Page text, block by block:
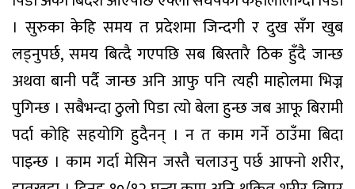
। सुरुका केहि समय त प्रदेशमा जिन्दगी र दुख सँग खुब
लड्नुपर्छ, समय बित्दै गएपछि सब बिस्तारै ठिक हुँदै जान्छ
अथवा बानी पर्दै जान्छ अनि आफु पनि त्यही माहोलमा भिज्न
पुगिन्छ । सबैभन्दा ठुलो पिडा त्यो बेला हुन्छ जब आफू बिरामी
पर्दा कोहि सहयोगि हुदैनन् । न त काम गर्ने ठाउँमा बिदा
पाइन्छ । काम गर्दा मेसिन जस्तै चलाउनु पर्छ आफ्नो शरीर,